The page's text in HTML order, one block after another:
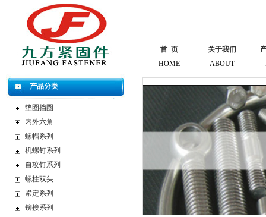
首 页 关于我们
HOME
ABOUT
产品分类
垫圈挡圈
内外六角
螺帽系列
机螺钉系列
自攻钉系列
螺柱双头
紧定系列
铆接系列